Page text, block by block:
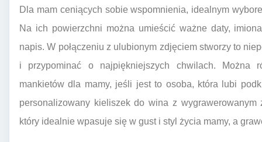
Dla mam ceniących sobie wspomnienia, idealnym
Na ich powierzchni można umieścić ważne daty,
napis. W połączeniu z ulubionym zdjęciem stworzy to
i przypominać o najpiękniejszych chwilach. Można
mankietów dla mamy, jeśli jest to osoba, która lubi
personalizowany kieliszek do wina z
który idealnie wpasuje się w gust i styl życia mamy, a